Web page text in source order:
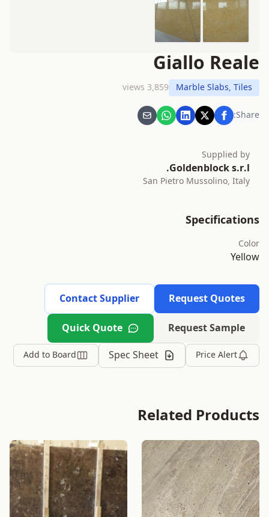
Giallo Reale
Marble Slabs, Tiles
3,859 views
Share:
Supplied by
Goldenblock s.r.l.
San Pietro Mussolino, Italy
Specifications
Color
Yellow
Request Quotes
Contact Supplier
Request Sample
Quick Quote
Price Alert
Spec Sheet
Add to Board
Related Products